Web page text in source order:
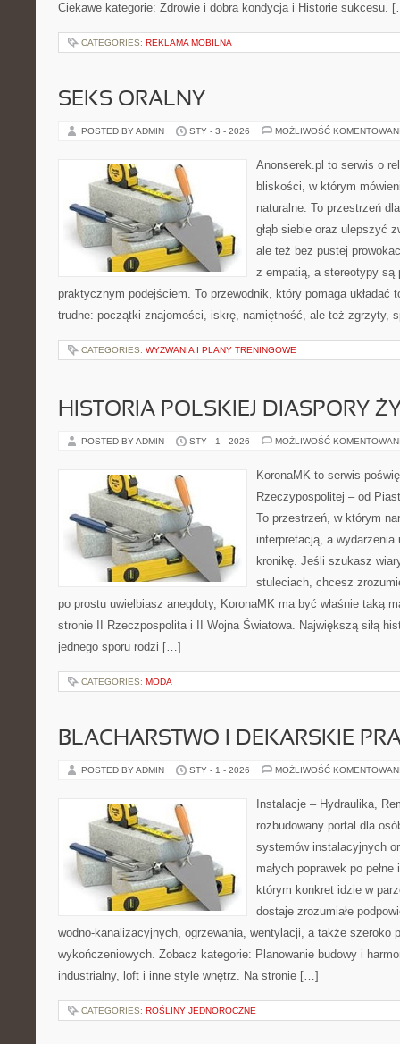
Ciekawe kategorie: Zdrowie i dobra kondycja i Historie sukcesu.
CATEGORIES: REKLAMA MOBILNA
SEKS ORALNY
POSTED BY ADMIN STY - 3 - 2026 MOŻLIWOŚĆ
Anonserek.pl to serwis o
bliskości, w którym
naturalne. To przestrzeń
głąb siebie oraz ulepszyć
ale też bez pustej
z empatią, a stereotypy są
praktycznym podejściem. To przewodnik, który pomaga układać
trudne: początki znajomości, iskrę, namiętność, ale też zgrzyty,
CATEGORIES: WYZWANIA I PLANY TRENINGOWE
HISTORIA POLSKIEJ DIASPORY
POSTED BY ADMIN STY - 1 - 2026 MOŻLIWOŚĆ
KoronaMK to serwis
Rzeczypospolitej – od
To przestrzeń, w którym
interpretacją, a wydarzenia
kronikę. Jeśli szukasz
stuleciach, chcesz
po prostu uwielbiasz anegdoty, KoronaMK ma być właśnie taką
stronie II Rzeczpospolita i II Wojna Światowa. Największą siłą
jednego sporu rodzi […]
CATEGORIES: MODA
BLACHARSTWO I DEKARSKIE
POSTED BY ADMIN STY - 1 - 2026 MOŻLIWOŚĆ
Instalacje – Hydraulika,
rozbudowany portal dla
systemów instalacyjnych
małych poprawek po
którym konkret idzie w
dostaje zrozumiałe
wodno-kanalizacyjnych, ogrzewania, wentylacji, a także szeroko
wykończeniowych. Zobacz kategorie: Planowanie budowy i
industrialny, loft i inne style wnętrz. Na stronie […]
CATEGORIES: ROŚLINY JEDNOROCZNE